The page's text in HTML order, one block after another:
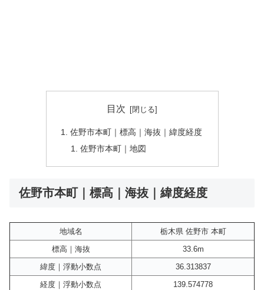
目次
佐野市本町｜標高｜海抜｜緯度経度
佐野市本町｜地図
佐野市本町｜標高｜海抜｜緯度経度
地域名
栃木県 佐野市 本町
標高｜海抜
33.6m
緯度｜浮動小数点
36.313837
経度｜浮動小数点
139.574778